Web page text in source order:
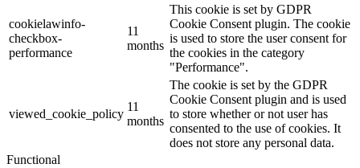
cookielawinfo-
checkbox-
performance
11
months
This cookie is set by GDPR
Cookie Consent plugin. The cookie
is used to store the user consent for
the cookies in the category
"Performance".
viewed_cookie_policy
11
months
The cookie is set by the GDPR
Cookie Consent plugin and is used
to store whether or not user has
consented to the use of cookies. It
does not store any personal data.
Functional